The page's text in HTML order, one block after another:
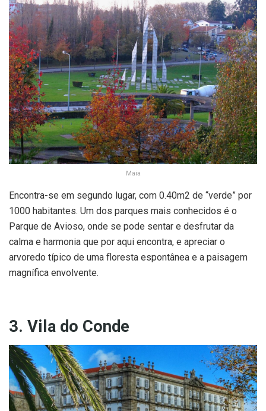
Maia
Encontra-se em segundo lugar, com 0.40m2 de “verde” por
1000 habitantes. Um dos parques mais conhecidos é o
Parque de Avioso, onde se pode sentar e desfrutar da
calma e harmonia que por aqui encontra, e apreciar o
arvoredo típico de uma floresta espontânea e a paisagem
magnífica envolvente.
3. Vila do Conde